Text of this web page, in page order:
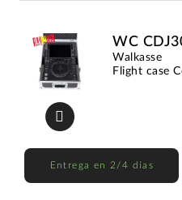
WC
Walkasse
Flight case
Entrega en 2/4 días